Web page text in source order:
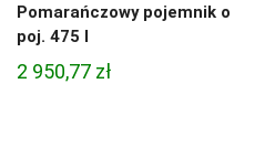
Pomarańczowy pojemnik o
poj. 475 l
2 950,77 zł